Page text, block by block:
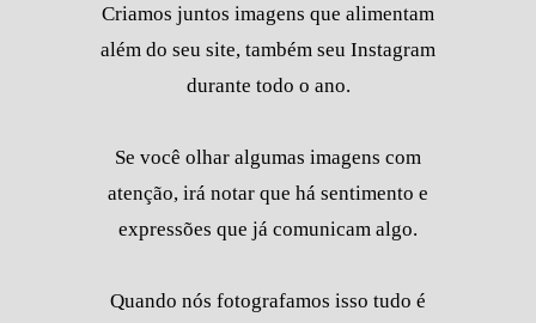
Criamos juntos imagens que alimentam
além do seu site, também seu Instagram
durante todo o ano.
Se você olhar algumas imagens com
atenção, irá notar que há sentimento e
expressões que já comunicam algo.
Quando nós fotografamos isso tudo é